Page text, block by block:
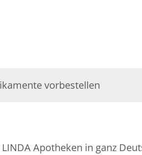
vorbestellen
Apotheken in ganz